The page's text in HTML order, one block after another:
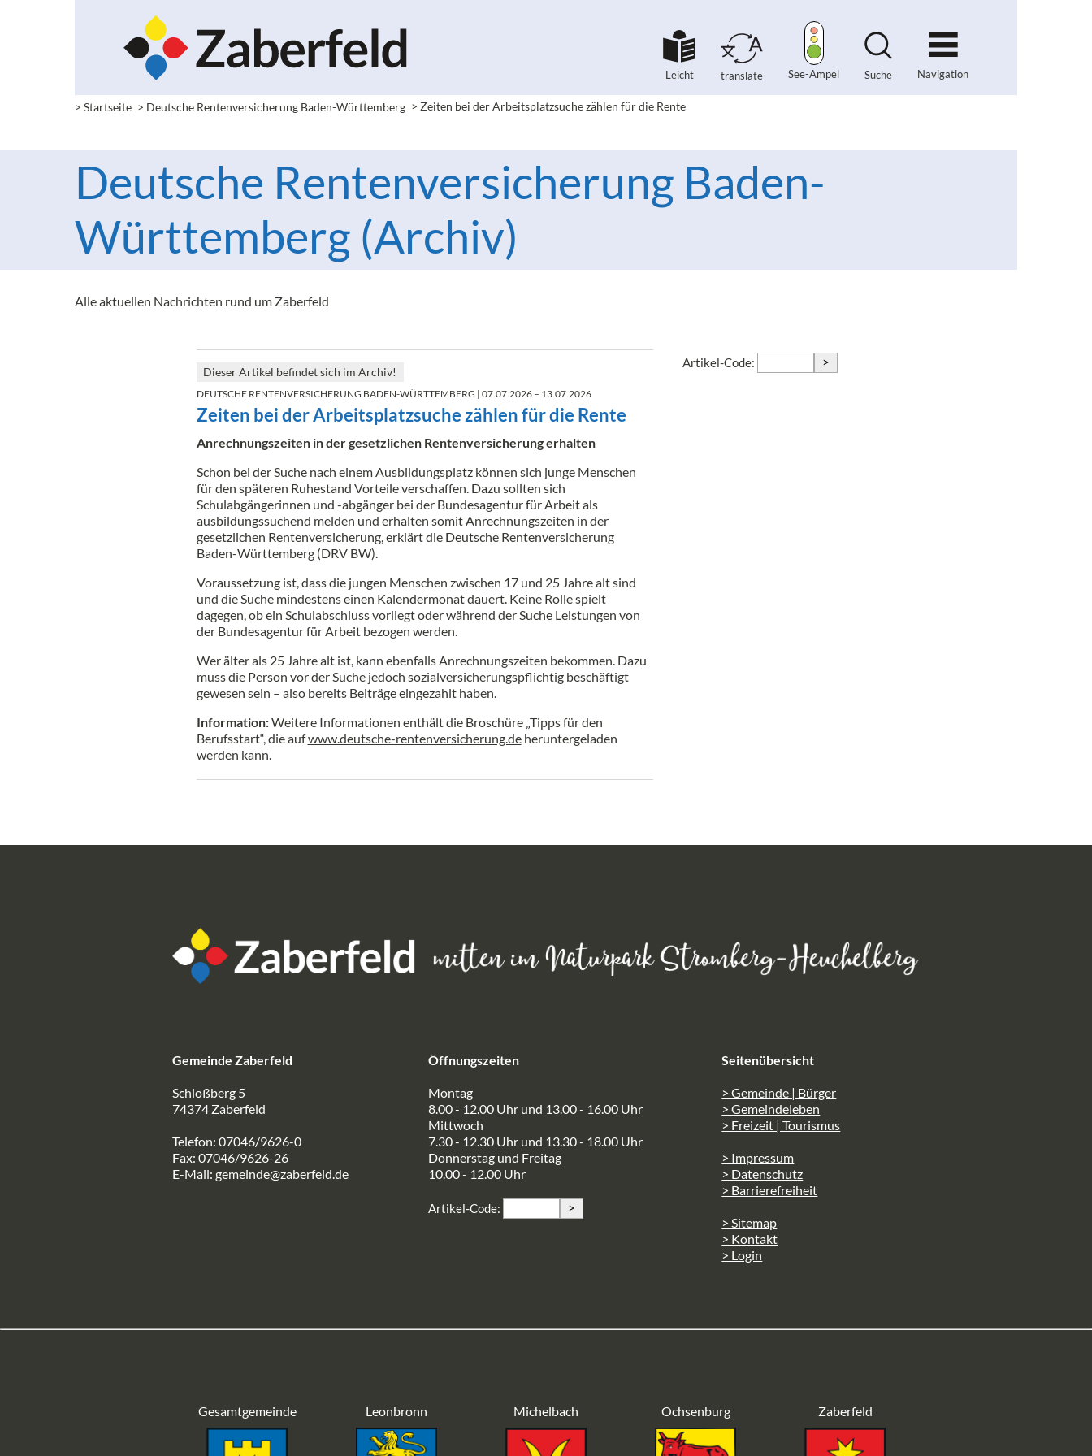
Leicht translate See-Ampel Suche Navigation
> Startseite > Deutsche Rentenversicherung Baden-Württemberg >Zeiten bei der Arbeitsplatzsuche zählen für die Rente
Deutsche Rentenversicherung Baden-
Württemberg (Archiv)
Alle aktuellen Nachrichten rund um Zaberfeld
Dieser Artikel befindet sich im Archiv!
DEUTSCHE RENTENVERSICHERUNG BADEN-WÜRTTEMBERG | 07.07.2026 – 13.07.2026
Zeiten bei der Arbeitsplatzsuche zählen für die Rente
Anrechnungszeiten in der gesetzlichen Rentenversicherung erhalten
Schon bei der Suche nach einem Ausbildungsplatz können sich junge Menschen
für den späteren Ruhestand Vorteile verschaffen. Dazu sollten sich
Schulabgängerinnen und -abgänger bei der Bundesagentur für Arbeit als
ausbildungssuchend melden und erhalten somit Anrechnungszeiten in der
gesetzlichen Rentenversicherung, erklärt die Deutsche Rentenversicherung
Baden-Württemberg (DRV BW).
Voraussetzung ist, dass die jungen Menschen zwischen 17 und 25 Jahre alt sind
und die Suche mindestens einen Kalendermonat dauert. Keine Rolle spielt
dagegen, ob ein Schulabschluss vorliegt oder während der Suche Leistungen von
der Bundesagentur für Arbeit bezogen werden.
Wer älter als 25 Jahre alt ist, kann ebenfalls Anrechnungszeiten bekommen. Dazu
muss die Person vor der Suche jedoch sozialversicherungspflichtig beschäftigt
gewesen sein – also bereits Beiträge eingezahlt haben.
Information:Weitere Informationen enthält die Broschüre „Tipps für den
Berufsstart“, die aufwww.deutsche-rentenversicherung.deheruntergeladen
werden kann.
Artikel-Code: >
Gemeinde Zaberfeld
Schloßberg 5
74374 Zaberfeld
Telefon: 07046/9626-0
Fax: 07046/9626-26
E-Mail: gemeinde@zaberfeld.de
Öffnungszeiten
Montag
8.00 - 12.00 Uhr und 13.00 - 16.00 Uhr
Mittwoch
7.30 - 12.30 Uhr und 13.30 - 18.00 Uhr
Donnerstag und Freitag
10.00 - 12.00 Uhr
Artikel-Code: >
Seitenübersicht
> Gemeinde | Bürger
> Gemeindeleben
> Freizeit | Tourismus
> Impressum
> Datenschutz
> Barrierefreiheit
> Sitemap
> Kontakt
> Login
Gesamtgemeinde Leonbronn Michelbach Ochsenburg Zaberfeld